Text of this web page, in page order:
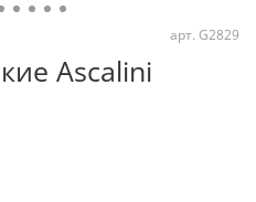
арт. G2829
Ascalini